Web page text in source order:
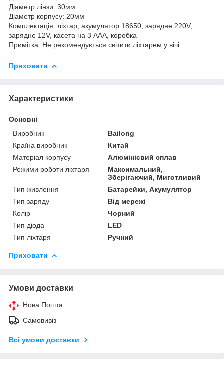
Діаметр лінзи: 30мм
Діаметр корпусу: 20мм
Комплектація: ліхтар, акумулятор 18650, зарядне 220V,
зарядне 12V, касета на 3 ААА, коробка
Примітка: Не рекомендується світити ліхтарем у вічі.
Приховати
Характеристики
Основні
Виробник
Bailong
Країна виробник
Китай
Матеріал корпусу
Алюмінієвий сплав
Режими роботи ліхтаря
Максимальний,
Зберігаючий, Миготливий
Тип живлення
Батарейки, Акумулятор
Тип заряду
Від мережі
Колір
Чорний
Тип діода
LED
Тип ліхтаря
Ручний
Приховати
Умови доставки
Нова Пошта
Самовивіз
Всі умови доставки